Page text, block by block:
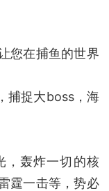
您在捕鱼的世界
捕捉大boss，海
，轰炸一切的核
霆一击等，势必